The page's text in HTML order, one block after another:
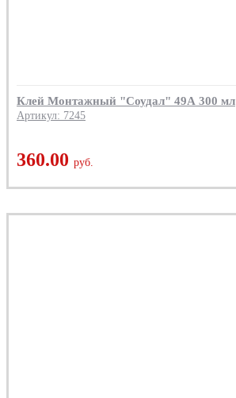
Клей Монтажный "Соудал" 49А 300 мл
Артикул: 7245
360.00 руб.